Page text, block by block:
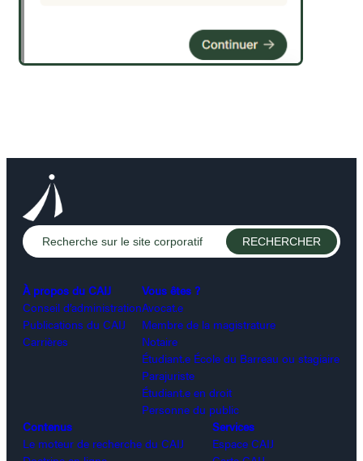
À propos du CAIJ
Conseil d’administration
Publications du CAIJ
Carrières
Vous êtes ?
Avocat.e
Membre de la magistrature
Notaire
Étudiant.e École du Barreau ou stagiaire
Parajuriste
Étudiant.e en droit
Personne du public
Contenus
Le moteur de recherche du CAIJ
Services
Espace CAIJ